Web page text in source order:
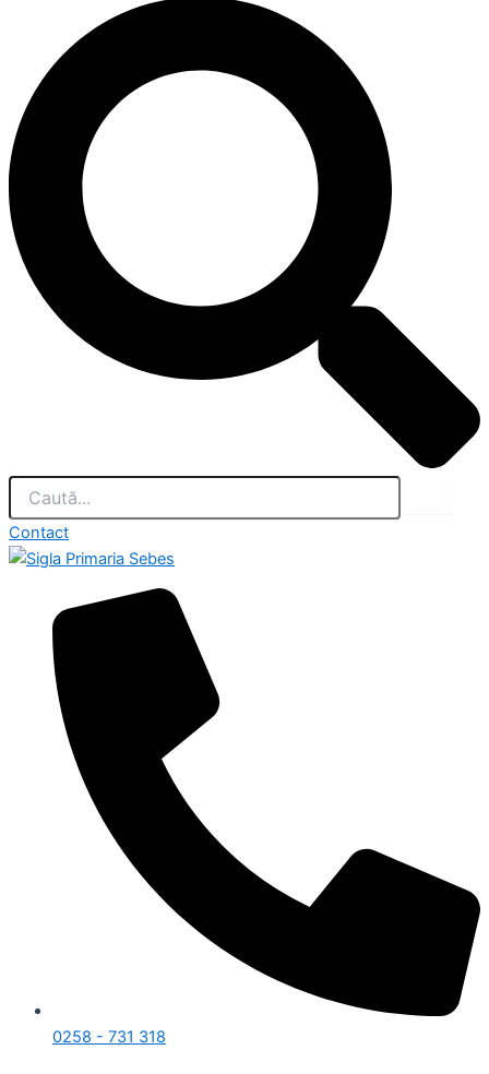
Contact
0258 - 731 318